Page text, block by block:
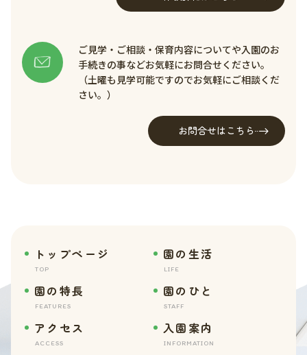
ご見学・ご相談・保育内容についてや入園のお
手続きの事などお気軽にお問合せください。
（土曜も見学可能ですのでお気軽にご相談くだ
さい。）
お問合せはこちら
トップページ
TOP
園の生活
LIFE
園の特長
FEATURES
園のひと
STAFF
アクセス
ACCESS
入園案内
INFORMATION